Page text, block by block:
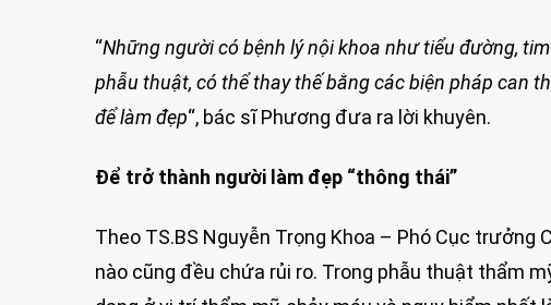
“Những người có bệnh lý nội khoa như tiểu đường,
phẫu thuật, có thể thay thế bằng các biện pháp can
để làm đẹp“, bác sĩ Phương đưa ra lời khuyên.
Để trở thành người làm đẹp “thông thái”
Theo TS.BS Nguyễn Trọng Khoa – Phó Cục trưởng
nào cũng đều chứa rủi ro. Trong phẫu thuật thẩm